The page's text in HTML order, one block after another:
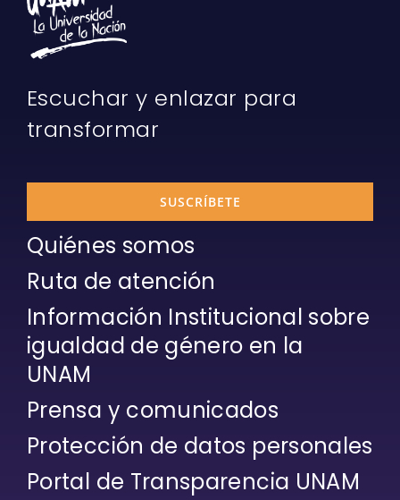
Escuchar y enlazar para
transformar
SUSCRÍBETE
Quiénes somos
Ruta de atención
Información Institucional sobre
igualdad de género en la
UNAM
Prensa y comunicados
Protección de datos personales
Portal de Transparencia UNAM